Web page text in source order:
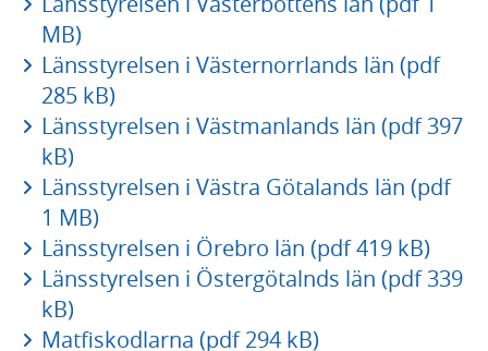
MB)
Länsstyrelsen i Västernorrlands län (pdf
285 kB)
Länsstyrelsen i Västmanlands län (pdf 397
kB)
Länsstyrelsen i Västra Götalands län (pdf
1 MB)
Länsstyrelsen i Örebro län (pdf 419 kB)
Länsstyrelsen i Östergötalnds län (pdf 339
kB)
Matfiskodlarna (pdf 294 kB)